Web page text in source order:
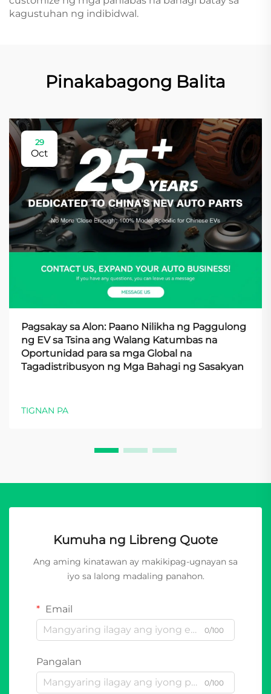
kagustuhan ng indibidwal.
Pinakabagong Balita
29
Oct
Pagsakay sa Alon: Paano Nilikha ng Paggulong
ng EV sa Tsina ang Walang Katumbas na
Oportunidad para sa mga Global na
Tagadistribusyon ng Mga Bahagi ng Sasakyan
TIGNAN PA
Kumuha ng Libreng Quote
Ang aming kinatawan ay makikipag-ugnayan sa
iyo sa lalong madaling panahon.
Email
0/100
Pangalan
0/100